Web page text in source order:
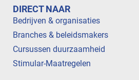
DIRECT NAAR
Bedrijven & organisaties
Branches & beleidsmakers
Cursussen duurzaamheid
Stimular-Maatregelen